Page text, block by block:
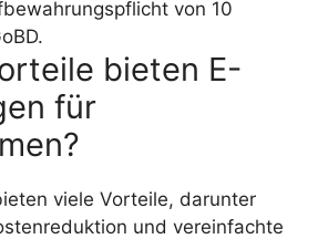
von 10
bieten E-
für
viele Vorteile, darunter
und vereinfachte